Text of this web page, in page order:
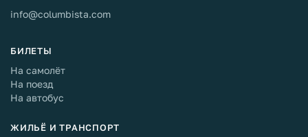
info@columbista.com
БИЛЕТЫ
На самолёт
На поезд
На автобус
ЖИЛЬЁ И ТРАНСПОРТ